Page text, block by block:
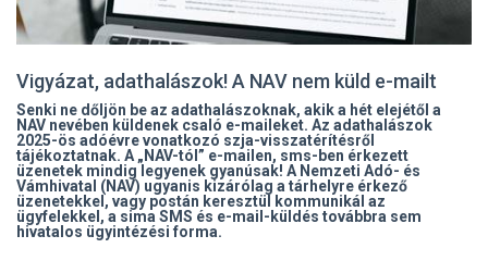
Vigyázat, adathalászok! A NAV nem küld e-mailt
Senki ne dőljön be az adathalászoknak, akik a hét elejétől a
NAV nevében küldenek csaló e-maileket. Az adathalászok
2025-ös adóévre vonatkozó szja-visszatérítésről
tájékoztatnak. A „NAV-tól” e-mailen, sms-ben érkezett
üzenetek mindig legyenek gyanúsak! A Nemzeti Adó- és
Vámhivatal (NAV) ugyanis kizárólag a tárhelyre érkező
üzenetekkel, vagy postán keresztül kommunikál az
ügyfelekkel, a sima SMS és e-mail-küldés továbbra sem
hivatalos ügyintézési forma.